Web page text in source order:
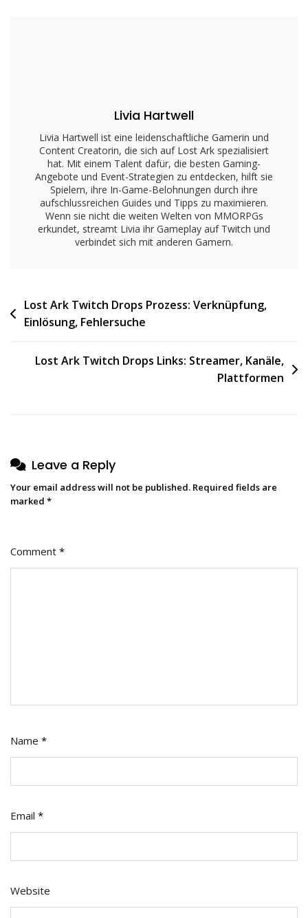
Livia Hartwell
Livia Hartwell ist eine leidenschaftliche Gamerin und
Content Creatorin, die sich auf Lost Ark spezialisiert
hat. Mit einem Talent dafür, die besten Gaming-
Angebote und Event-Strategien zu entdecken, hilft sie
Spielern, ihre In-Game-Belohnungen durch ihre
aufschlussreichen Guides und Tipps zu maximieren.
Wenn sie nicht die weiten Welten von MMORPGs
erkundet, streamt Livia ihr Gameplay auf Twitch und
verbindet sich mit anderen Gamern.
Post
navigation
Lost Ark Twitch Drops Prozess: Verknüpfung,
Einlösung, Fehlersuche
Lost Ark Twitch Drops Links: Streamer, Kanäle,
Plattformen
Leave a Reply
Your email address will not be published. Required fields are
marked *
Comment *
Name *
Email *
Website